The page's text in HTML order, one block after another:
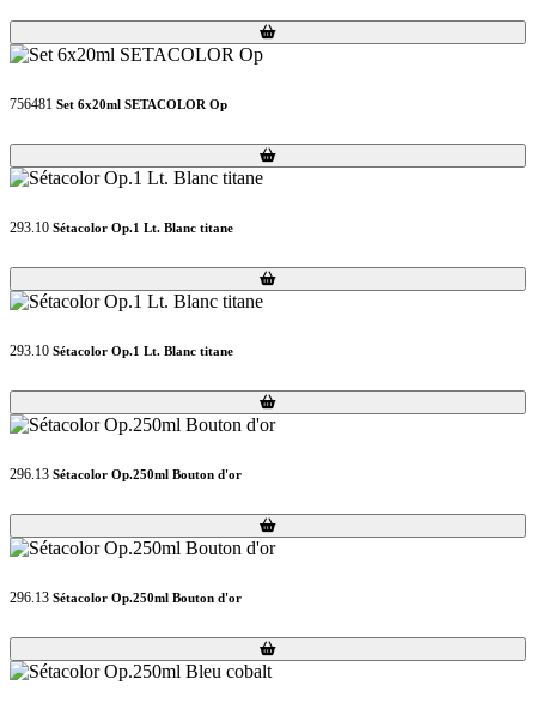
Loading...
Loading...
756481 Set 6x20ml SETACOLOR Op
Loading...
Loading...
293.10 Sétacolor Op.1 Lt. Blanc titane
Loading...
Loading...
293.10 Sétacolor Op.1 Lt. Blanc titane
Loading...
Loading...
296.13 Sétacolor Op.250ml Bouton d'or
Loading...
Loading...
296.13 Sétacolor Op.250ml Bouton d'or
Loading...
Loading...